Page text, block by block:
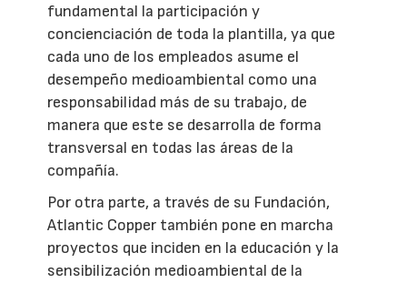
fundamental la participación y
concienciación de toda la plantilla, ya que
cada uno de los empleados asume el
desempeño medioambiental como una
responsabilidad más de su trabajo, de
manera que este se desarrolla de forma
transversal en todas las áreas de la
compañía.
Por otra parte, a través de su Fundación,
Atlantic Copper también pone en marcha
proyectos que inciden en la educación y la
sensibilización medioambiental de la